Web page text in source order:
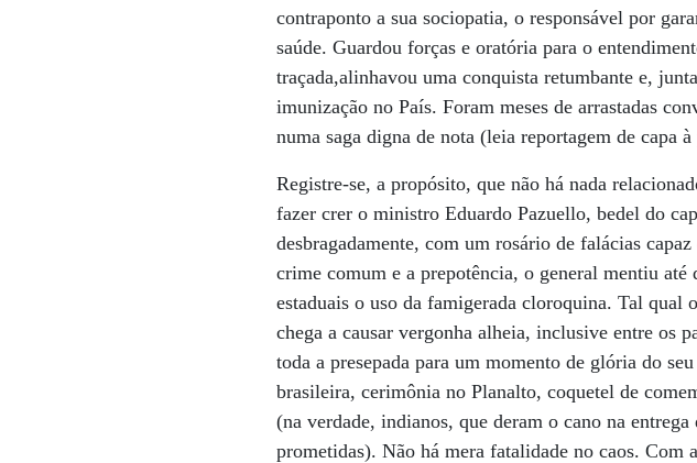
contraponto a sua sociopatia, o responsável por
saúde. Guardou forças e oratória para o
traçada,alinhavou uma conquista retumbante e,
imunização no País. Foram meses de arrastadas
numa saga digna de nota (leia reportagem de capa
Registre-se, a propósito, que não há nada
fazer crer o ministro Eduardo Pazuello, bedel do
desbragadamente, com um rosário de falácias
crime comum e a prepotência, o general mentiu
estaduais o uso da famigerada cloroquina. Tal
chega a causar vergonha alheia, inclusive entre os
toda a presepada para um momento de glória do
brasileira, cerimônia no Planalto, coquetel de
(na verdade, indianos, que deram o cano na
prometidas). Não há mera fatalidade no caos.